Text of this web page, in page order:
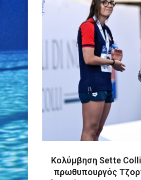
Κολύμβηση Sette
πρωθυπουργός